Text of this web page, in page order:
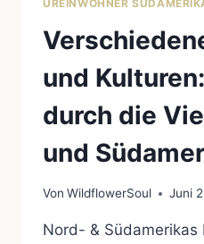
UREINWOHNER
und
durch die
und
Von WildflowerSoul Juni
Nord- & Südamerikas